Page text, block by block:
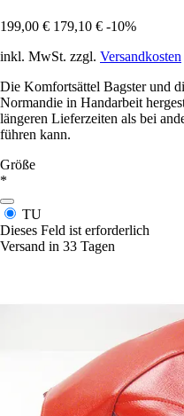
199,00 € 179,10 € -10%
inkl. MwSt. zzgl. Versandkosten
Die Komfortsättel Bagster und
Normandie in Handarbeit
längeren Lieferzeiten als bei
führen kann.
Größe
*
TU
Dieses Feld ist erforderlich
Versand in 33 Tagen